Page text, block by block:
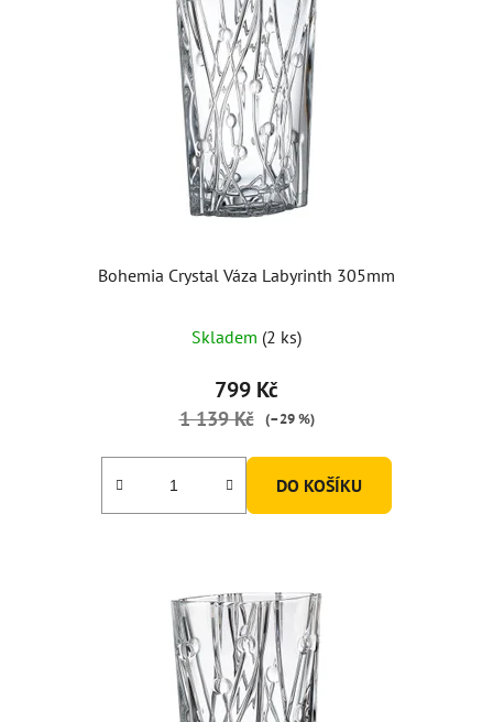
Bohemia Crystal Váza Labyrinth 305mm
Skladem (2 ks)
799 Kč
1 139 Kč (–29 %)
DO KOŠÍKU